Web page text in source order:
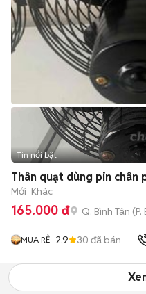
Tin nổi bật
Thân quạt dùng pin chân
Mới Khác
165.000 đ Q. Bình Tân (
MUA RẺ 2.9 30 đã bán